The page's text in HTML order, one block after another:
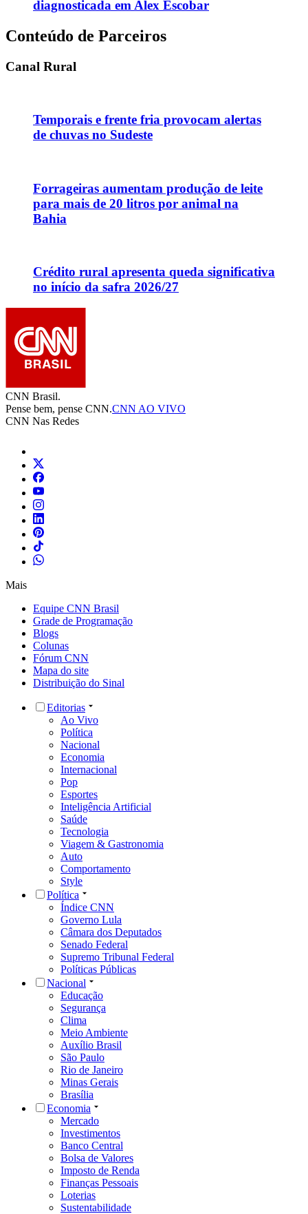
diagnosticada em Alex Escobar
Conteúdo de Parceiros
Canal Rural
Temporais e frente fria provocam alertas
de chuvas no Sudeste
Forrageiras aumentam produção de leite
para mais de 20 litros por animal na
Bahia
Crédito rural apresenta queda significativa
no início da safra 2026/27
CNN Brasil.
Pense bem, pense CNN.CNN AO VIVO
CNN Nas Redes
Mais
Equipe CNN Brasil
Grade de Programação
Blogs
Colunas
Fórum CNN
Mapa do site
Distribuição do Sinal
Editorias
Ao Vivo
Política
Nacional
Economia
Internacional
Pop
Esportes
Inteligência Artificial
Saúde
Tecnologia
Viagem & Gastronomia
Auto
Comportamento
Style
Política
Índice CNN
Governo Lula
Câmara dos Deputados
Senado Federal
Supremo Tribunal Federal
Políticas Públicas
Nacional
Educação
Segurança
Clima
Meio Ambiente
Auxílio Brasil
São Paulo
Rio de Janeiro
Minas Gerais
Brasília
Economia
Mercado
Investimentos
Banco Central
Bolsa de Valores
Imposto de Renda
Finanças Pessoais
Loterias
Sustentabilidade